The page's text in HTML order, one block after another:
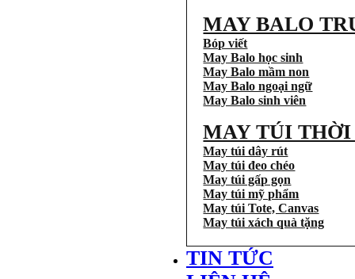
MAY BALO
Bóp viết
May Balo học sinh
May Balo mầm non
May Balo ngoại ngữ
May Balo sinh viên
MAY TÚI
May túi dây rút
May túi đeo chéo
May túi gấp gọn
May túi mỹ phẩm
May túi Tote, Canvas
May túi xách quà tặng
TIN TỨC